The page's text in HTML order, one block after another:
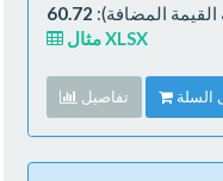
المضافة):
مثال XLSX
تفاصيل السلة